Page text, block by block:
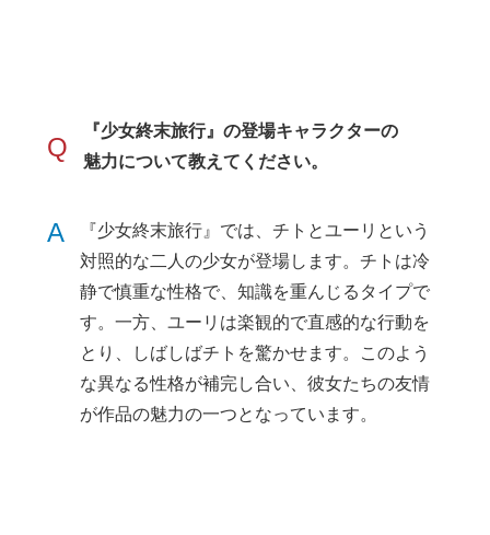
Q
『少女終末旅行』の登場キャラクターの
魅力について教えてください。
A
『少女終末旅行』では、チトとユーリという
対照的な二人の少女が登場します。チトは冷
静で慎重な性格で、知識を重んじるタイプで
す。一方、ユーリは楽観的で直感的な行動を
とり、しばしばチトを驚かせます。このよう
な異なる性格が補完し合い、彼女たちの友情
が作品の魅力の一つとなっています。